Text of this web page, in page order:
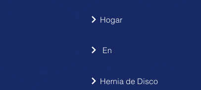
Hogar
En
Hernia de Disco